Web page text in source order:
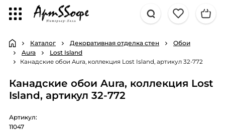
Каталог Декоративная отделка стен
Обои
Aura
Lost Island
Канадские обои Aura, коллекция Lost Island, артикул 32-772
Канадские обои Aura, коллекция Lost
Island, артикул 32-772
Артикул:
11047